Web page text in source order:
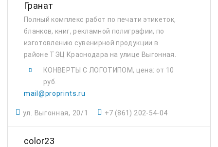
Гранат
Полный комплекс работ по печати этикеток,
бланков, книг, рекламной полиграфии, по
изготовлению сувенирной продукции в
районе ТЭЦ Краснодара на улице Выгонная.
КОНВЕРТЫ С ЛОГОТИПОМ, цена: от 10
руб.
mail@proprints.ru
ул. Выгонная, 20/1 +7 (861) 202-54-04
color23